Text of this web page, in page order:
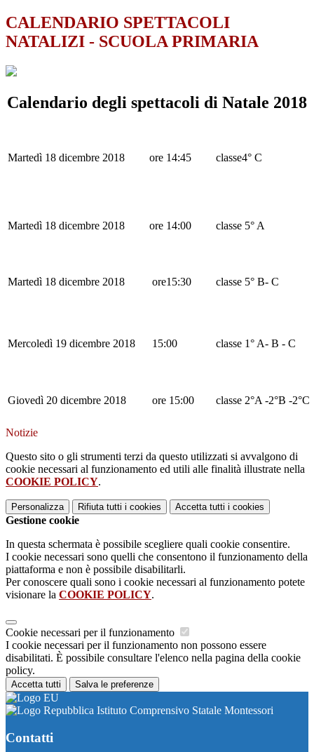
CALENDARIO SPETTACOLI
NATALIZI - SCUOLA PRIMARIA
Calendario degli spettacoli di Natale 2018
Martedì 18 dicembre 2018 ore 14:45 classe4° C
Martedì 18 dicembre 2018 ore 14:00 classe 5° A
Martedì 18 dicembre 2018 ore15:30 classe 5° B- C
Mercoledì 19 dicembre 2018 15:00 classe 1° A- B - C
Giovedì 20 dicembre 2018 ore 15:00 classe 2°A -2°B -2°C
Notizie
Questo sito o gli strumenti terzi da questo utilizzati si avvalgono di
cookie necessari al funzionamento ed utili alle finalità illustrate nella
COOKIE POLICY.
Personalizza Rifiuta tutti i cookies Accetta tutti i cookies
Gestione cookie
In questa schermata è possibile scegliere quali cookie consentire.
I cookie necessari sono quelli che consentono il funzionamento della
piattaforma e non è possibile disabilitarli.
Per conoscere quali sono i cookie necessari al funzionamento potete
visionare la COOKIE POLICY.
Cookie necessari per il funzionamento
I cookie necessari per il funzionamento non possono essere
disabilitati. È possibile consultare l'elenco nella pagina della cookie
policy.
Accetta tutti Salva le preferenze
Istituto Comprensivo Statale Montessori
Contatti